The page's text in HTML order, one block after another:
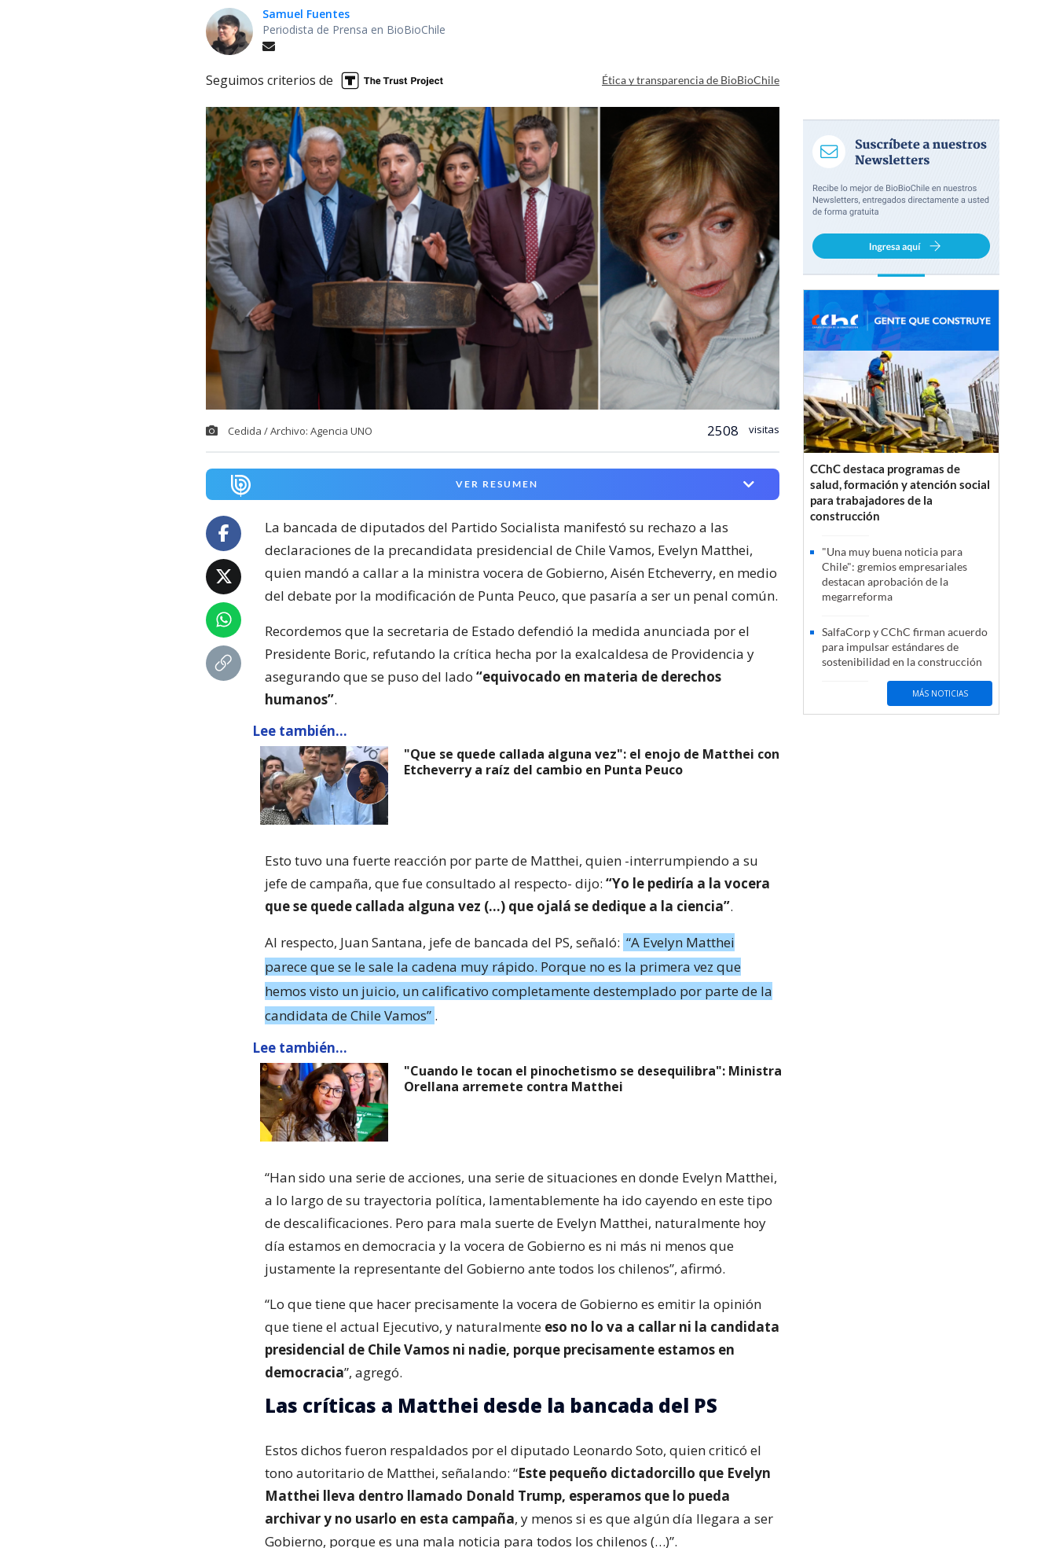
Samuel Fuentes
Periodista de Prensa en BioBioChile
Seguimos criterios de Ética y transparencia de BioBioChile
Cedida / Archivo: Agencia UNO 2508 visitas
VER RESUMEN
La bancada de diputados del Partido Socialista manifestó su rechazo a las
declaraciones de la precandidata presidencial de Chile Vamos, Evelyn Matthei,
quien mandó a callar a la ministra vocera de Gobierno, Aisén Etcheverry, en medio
del debate por la modificación de Punta Peuco, que pasaría a ser un penal común.
Recordemos que la secretaria de Estado defendió la medida anunciada por el
Presidente Boric, refutando la crítica hecha por la exalcaldesa de Providencia y
asegurando que se puso del lado “equivocado en materia de derechos
humanos”.
Lee también...
"Que se quede callada alguna vez": el enojo de Matthei con
Etcheverry a raíz del cambio en Punta Peuco
Esto tuvo una fuerte reacción por parte de Matthei, quien -interrumpiendo a su
jefe de campaña, que fue consultado al respecto- dijo: “Yo le pediría a la vocera
que se quede callada alguna vez (…) que ojalá se dedique a la ciencia”.
Al respecto, Juan Santana, jefe de bancada del PS, señaló: “A Evelyn Matthei
parece que se le sale la cadena muy rápido. Porque no es la primera vez que
hemos visto un juicio, un calificativo completamente destemplado por parte de la
candidata de Chile Vamos” .
Lee también...
"Cuando le tocan el pinochetismo se desequilibra": Ministra
Orellana arremete contra Matthei
“Han sido una serie de acciones, una serie de situaciones en donde Evelyn Matthei,
a lo largo de su trayectoria política, lamentablemente ha ido cayendo en este tipo
de descalificaciones. Pero para mala suerte de Evelyn Matthei, naturalmente hoy
día estamos en democracia y la vocera de Gobierno es ni más ni menos que
justamente la representante del Gobierno ante todos los chilenos”, afirmó.
“Lo que tiene que hacer precisamente la vocera de Gobierno es emitir la opinión
que tiene el actual Ejecutivo, y naturalmente eso no lo va a callar ni la candidata
presidencial de Chile Vamos ni nadie, porque precisamente estamos en
democracia”, agregó.
Las críticas a Matthei desde la bancada del PS
Estos dichos fueron respaldados por el diputado Leonardo Soto, quien criticó el
tono autoritario de Matthei, señalando: “Este pequeño dictadorcillo que Evelyn
Matthei lleva dentro llamado Donald Trump, esperamos que lo pueda
archivar y no usarlo en esta campaña, y menos si es que algún día llegara a ser
Gobierno, porque es una mala noticia para todos los chilenos (…)”.
CChC destaca programas de
salud, formación y atención social
para trabajadores de la
construcción
"Una muy buena noticia para
Chile": gremios empresariales
destacan aprobación de la
megarreforma
SalfaCorp y CChC firman acuerdo
para impulsar estándares de
sostenibilidad en la construcción
MÁS NOTICIAS